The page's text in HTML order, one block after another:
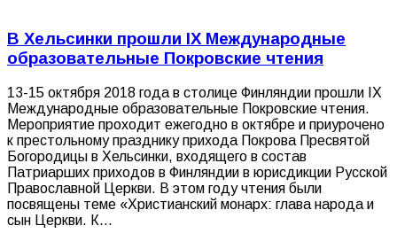
В Хельсинки прошли IХ Международные
образовательные Покровские чтения
13-15 октября 2018 года в столице Финляндии прошли IХ
Международные образовательные Покровские чтения.
Мероприятие проходит ежегодно в октябре и приурочено
к престольному празднику прихода Покрова Пресвятой
Богородицы в Хельсинки, входящего в состав
Патриарших приходов в Финляндии в юрисдикции Русской
Православной Церкви. В этом году чтения были
посвящены теме «Христианский монарх: глава народа и
сын Церкви. К…